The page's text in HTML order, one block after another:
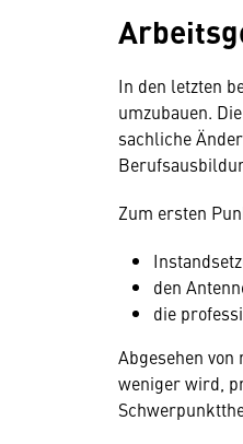
In den letzten
umzubauen.
sachliche
Zum ersten
den
die
Abgesehen
weniger wird,